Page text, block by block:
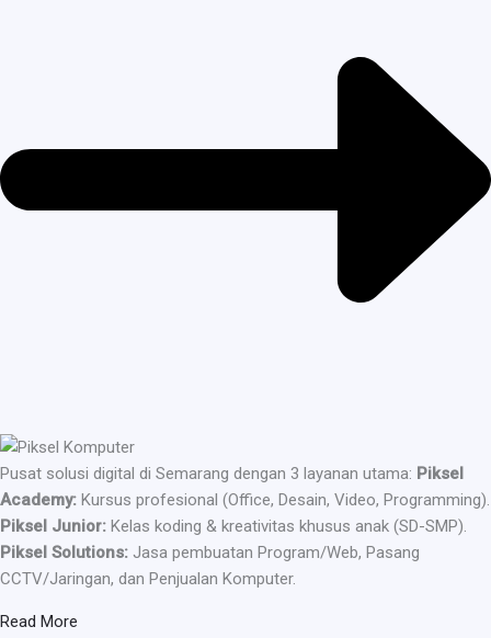
Pusat solusi digital di Semarang dengan 3 layanan utama: Piksel
Academy: Kursus profesional (Office, Desain, Video, Programming).
Piksel Junior: Kelas koding & kreativitas khusus anak (SD-SMP).
Piksel Solutions: Jasa pembuatan Program/Web, Pasang
CCTV/Jaringan, dan Penjualan Komputer.
Read More